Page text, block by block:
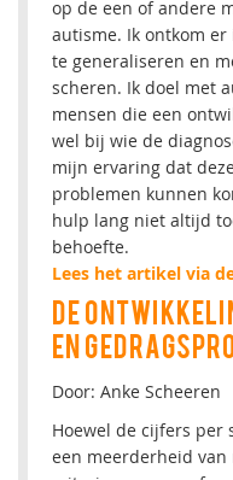
op de een of andere
autisme. Ik ontkom
te generaliseren en
scheren. Ik doel met
mensen die een
wel bij wie de
mijn ervaring dat
problemen kunnen
hulp lang niet altijd
behoefte.
Lees het artikel via
DE
EN
Door: Anke Scheeren
Hoewel de cijfers per
een meerderheid